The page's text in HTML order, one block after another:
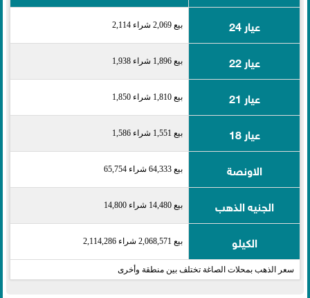
عيار 24
بيع 2,069 شراء 2,114
عيار 22 بيع 1,896 شراء 1,938
عيار 21 بيع 1,810 شراء 1,850
عيار 18 بيع 1,551 شراء 1,586
الاونصة بيع 64,333 شراء 65,754
الجنيه الذهب بيع 14,480 شراء 14,800
الكيلو بيع 2,068,571 شراء 2,114,286
سعر الذهب بمحلات الصاغة تختلف بين منطقة وأخرى